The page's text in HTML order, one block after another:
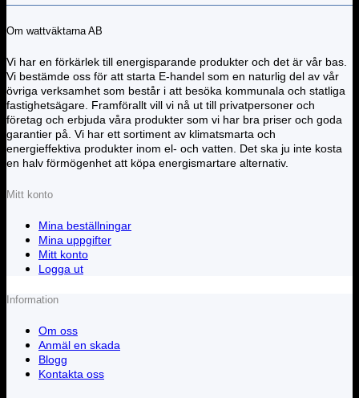
Om wattväktarna AB
Vi har en förkärlek till energisparande produkter och det är vår bas.
Vi bestämde oss för att starta E-handel som en naturlig del av vår
övriga verksamhet som består i att besöka kommunala och statliga
fastighetsägare. Framförallt vill vi nå ut till privatpersoner och
företag och erbjuda våra produkter som vi har bra priser och goda
garantier på. Vi har ett sortiment av klimatsmarta och
energieffektiva produkter inom el- och vatten. Det ska ju inte kosta
en halv förmögenhet att köpa energismartare alternativ.
Mitt konto
Mina beställningar
Mina uppgifter
Mitt konto
Logga ut
Information
Om oss
Anmäl en skada
Blogg
Kontakta oss